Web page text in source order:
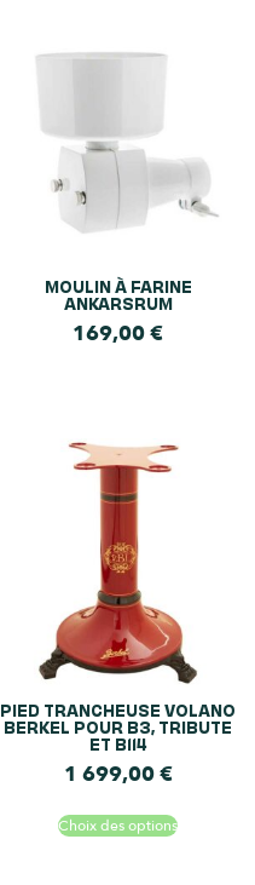
MOULIN À FARINE
ANKARSRUM
169,00€
PIED TRANCHEUSE VOLANO
BERKEL POUR B3, TRIBUTE
ET B114
1 699,00€
Choix des options